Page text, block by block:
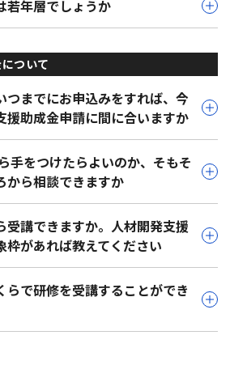
若年層でしょうか
ついて
つまでにお申込みをすれば、今
援助成金申請に間に合いますか
手をつけたらよいのか、そもそ
から相談できますか
受講できますか。人材開発支援
枠があれば教えてください
らで研修を受講することができ